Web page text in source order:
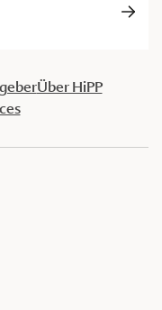
Über HiPP